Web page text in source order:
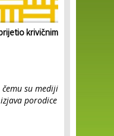
krivičnim
su mediji
porodice